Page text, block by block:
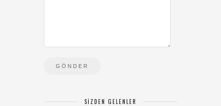
SIZDEN GELENLER